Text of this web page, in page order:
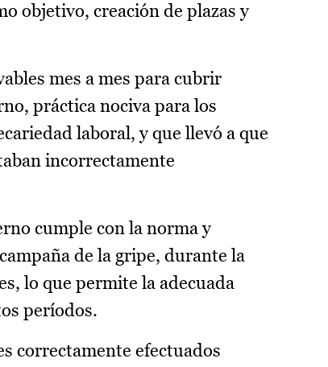
objetivo, creación de plazas y
mes a mes para cubrir
práctica nociva para los
laboral, y que llevó a que
incorrectamente
cumple con la norma y
de la gripe, durante la
lo que permite la adecuada
períodos.
correctamente efectuados